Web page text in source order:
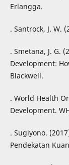
Erlangga.
. Santrock, J. W.
. Smetana, J. G.
Development:
Blackwell.
. World Health
Development.
. Sugiyono.
Pendekatan